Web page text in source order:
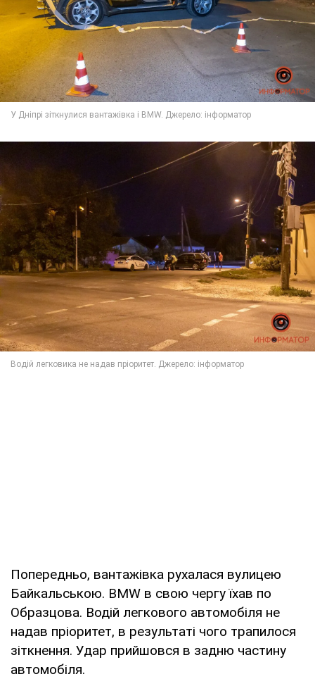
Попередньо, вантажівка рухалася вулицею
Байкальською. BMW в свою чергу їхав по
Образцова. Водій легкового автомобіля не
надав пріоритет, в результаті чого трапилося
зіткнення. Удар прийшовся в задню частину
автомобіля.